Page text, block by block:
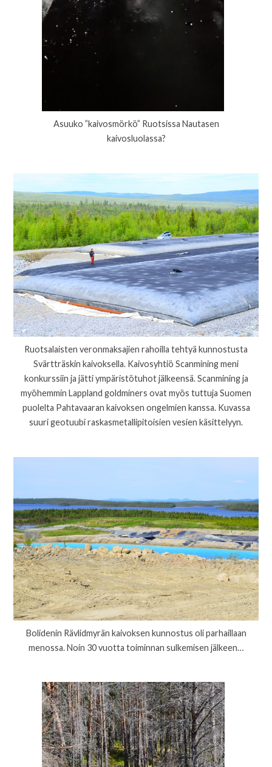
Asuuko ”kaivosmörkö” Ruotsissa Nautasen
kaivosluolassa?
Ruotsalaisten veronmaksajien rahoilla tehtyä kunnostusta
Svärtträskin kaivoksella. Kaivosyhtiö Scanmining meni
konkurssiin ja jätti ympäristötuhot jälkeensä. Scanmining ja
myöhemmin Lappland goldminers ovat myös tuttuja Suomen
puolelta Pahtavaaran kaivoksen ongelmien kanssa. Kuvassa
suuri geotuubi raskasmetallipitoisien vesien käsittelyyn.
Bolidenin Rävlidmyrän kaivoksen kunnostus oli parhaillaan
menossa. Noin 30 vuotta toiminnan sulkemisen jälkeen…